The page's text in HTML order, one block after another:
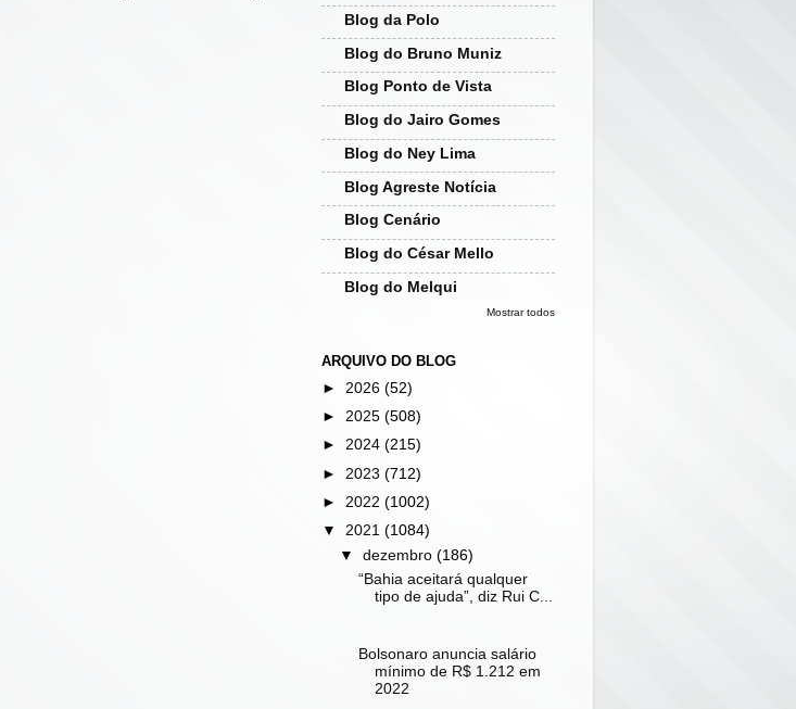
Blog da Polo
Blog do Bruno Muniz
Blog Ponto de Vista
Blog do Jairo Gomes
Blog do Ney Lima
Blog Agreste Notícia
Blog Cenário
Blog do César Mello
Blog do Melqui
Mostrar todos
ARQUIVO DO BLOG
► 2026 (52)
► 2025 (508)
► 2024 (215)
► 2023 (712)
► 2022 (1002)
▼ 2021 (1084)
▼dezembro(186)
“Bahia aceitará qualquer
tipo de ajuda”, diz Rui C...
Bolsonaro anuncia salário
mínimo de R$ 1.212 em
2022